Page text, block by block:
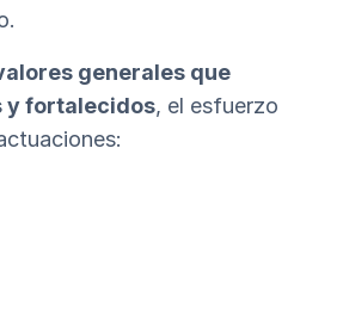
generales que
y fortalecidos, el esfuerzo